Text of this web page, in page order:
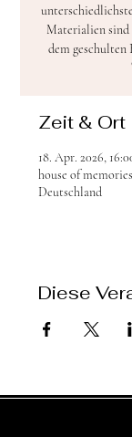
Materialien
dem
Zeit & Ort
18. Apr. 2026,
house of
Deutschland
Diese